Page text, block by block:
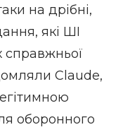
на дрібні,
які ШІ
справжньої
Claude,
оборонного